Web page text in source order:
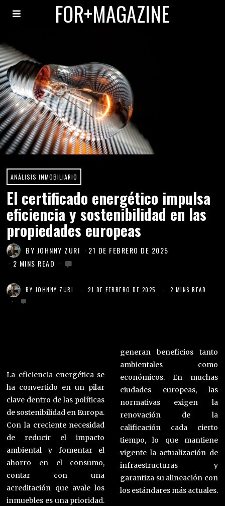
ANÁLISIS INMOBILIARIO
El certificado energético impulsa
eficiencia y sostenibilidad en las
propiedades europeas
BY JOHNNY ZURI
21 DE FEBRERO DE 2025
2 MINS READ
FOR+MAGAZINE
BY JOHNNY ZURI 21 DE FEBRERO DE 2025 2 MINS READ
La eficiencia energética se
ha convertido en un pilar
clave dentro de las políticas
de sostenibilidad en Europa.
Con la creciente necesidad
de reducir el impacto
ambiental y fomentar el
ahorro en el consumo,
contar con una
acreditación que avale los
inmuebles es una prioridad.
generan beneficios tanto
ambientales como
económicos. En muchas
ciudades europeas, las
normativas exigen la
renovación de la
calificación cada cierto
tiempo, lo que mantiene
vigente la actualización de
infraestructuras y
garantiza su alineación con
los estándares más actuales.